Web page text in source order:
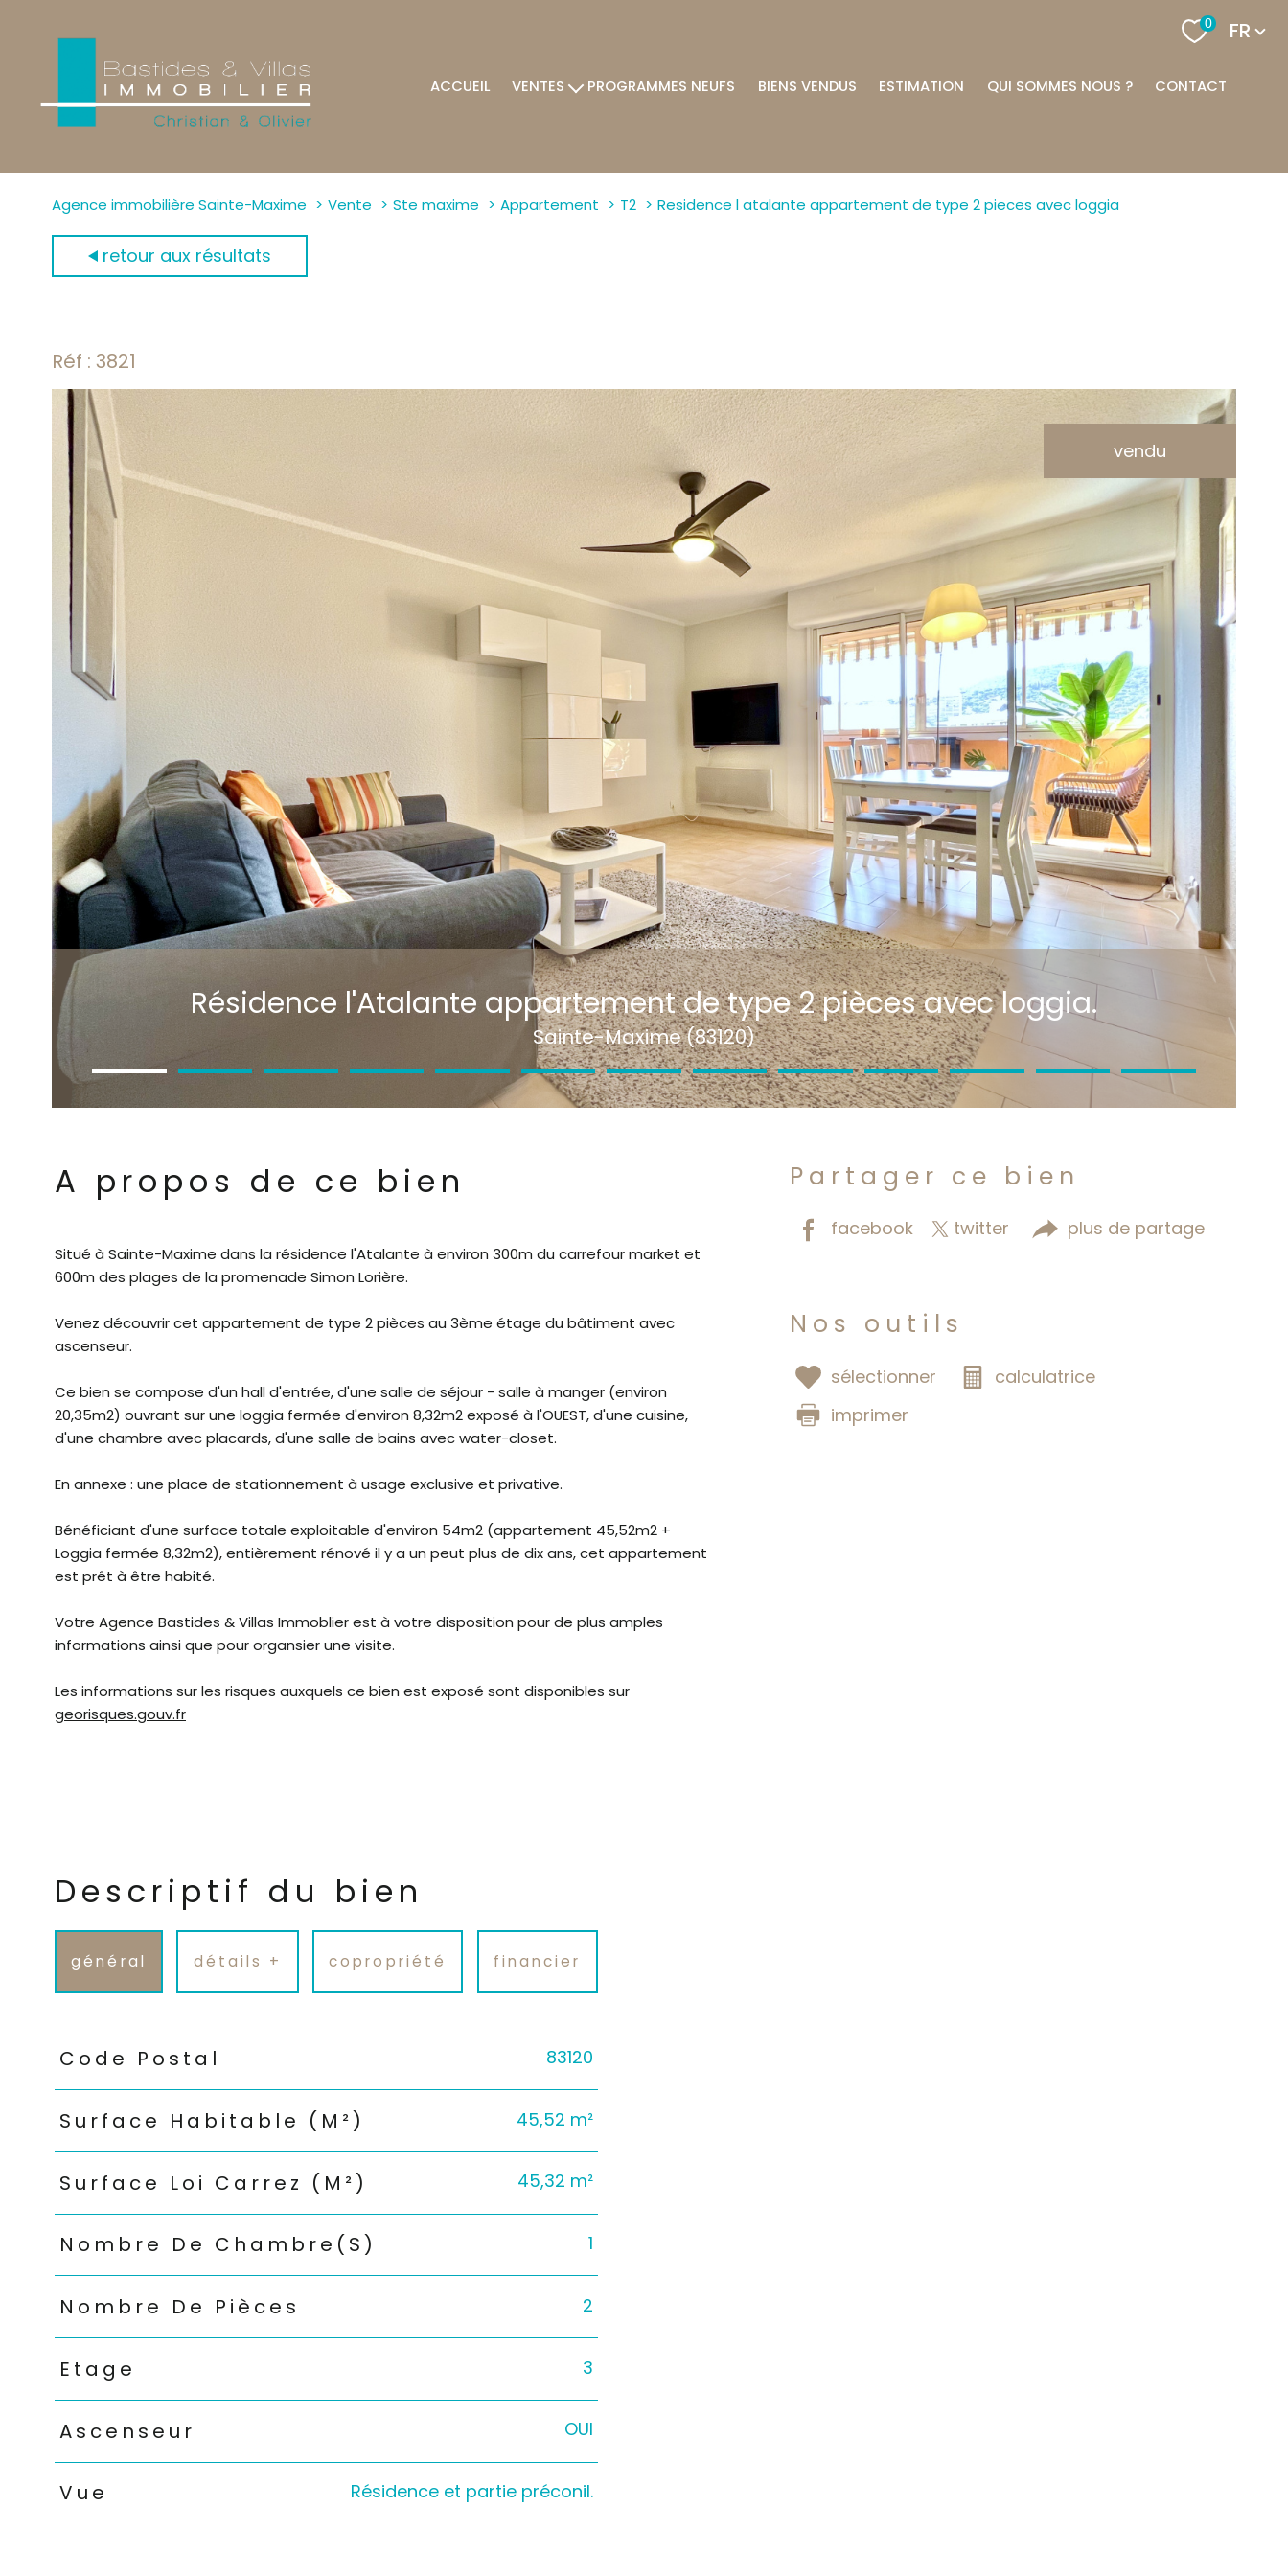
0 Langue
FR
ACCUEIL VENTES
Terrains
Autres
PROGRAMMES NEUFS BIENS VENDUS ESTIMATION QUI SOMMES NOUS ? CONTACT
Agence immobilière Sainte-Maxime Vente Ste maxime Appartement T2 Residence l atalante appartement de type 2 pieces avec loggia
retour aux résultats
Réf : 3821
vendu
Résidence l'Atalante appartement de type 2 pièces avec loggia.
Sainte-Maxime (83120)
A propos de ce bien
Situé à Sainte-Maxime dans la résidence l'Atalante à environ 300m du carrefour market et
600m des plages de la promenade Simon Lorière.
Venez découvrir cet appartement de type 2 pièces au 3ème étage du bâtiment avec
ascenseur.
Ce bien se compose d'un hall d'entrée, d'une salle de séjour - salle à manger (environ
20,35m2) ouvrant sur une loggia fermée d'environ 8,32m2 exposé à l'OUEST, d'une cuisine,
d'une chambre avec placards, d'une salle de bains avec water-closet.
En annexe : une place de stationnement à usage exclusive et privative.
Bénéficiant d'une surface totale exploitable d'environ 54m2 (appartement 45,52m2 +
Loggia fermée 8,32m2), entièrement rénové il y a un peut plus de dix ans, cet appartement
est prêt à être habité.
Votre Agence Bastides & Villas Immoblier est à votre disposition pour de plus amples
informations ainsi que pour organsier une visite.
Les informations sur les risques auxquels ce bien est exposé sont disponibles sur
georisques.gouv.fr
Partager ce bien
facebook twitter plus de partage
Nos outils
sélectionner
calculatrice
imprimer
Descriptif du bien
général détails + copropriété financier
TRAD_PAMPERO_Caracteristique
Code Postal 83120
Surface Habitable (m²) 45,52 m²
Surface Loi Carrez (m²) 45,32 m²
Nombre De Chambre(s) 1
Nombre De Pièces 2
Etage 3
Ascenseur OUI
Vue Résidence et partie préconil.